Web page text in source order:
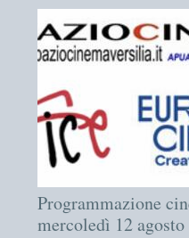
Programmazione
mercoledì 12 agosto